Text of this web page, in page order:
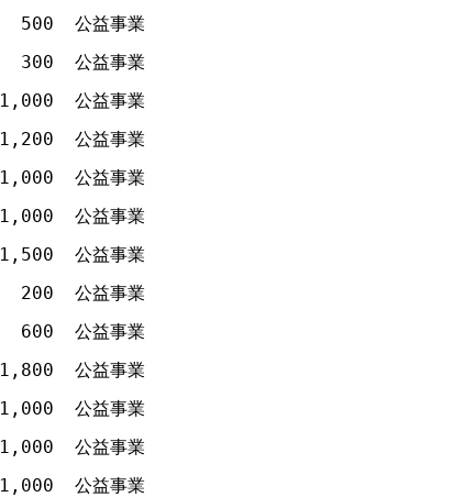
500
公益事業
300
公益事業
1,000
公益事業
1,200
公益事業
1,000
公益事業
1,000
公益事業
1,500
公益事業
200
公益事業
600
公益事業
1,800
公益事業
1,000
公益事業
1,000
公益事業
1,000
公益事業